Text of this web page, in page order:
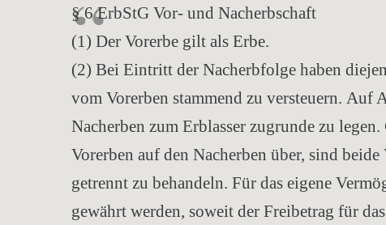
§ 6 ErbStG Vor- und Nacherbschaft
(1) Der Vorerbe gilt als Erbe.
(2) Bei Eintritt der Nacherbfolge haben
vom Vorerben stammend zu versteuern. Auf
Nacherben zum Erblasser zugrunde zu legen.
Vorerben auf den Nacherben über, sind
getrennt zu behandeln. Für das eigene
gewährt werden, soweit der Freibetrag für